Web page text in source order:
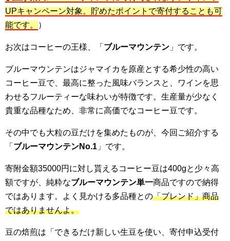
UPキャンペーン対象。貯めたポイントで寄付することも可
能です。
）
お次はコーヒーの王様、「 ブルーマウンテン 」です。
ブルーマウンテンはジャマイカを原産とする希少性の高い
コーヒー豆で、最高に整った風味バランスと、ワインを思
わせるフルーティーな味わいが特徴です。生産量が少なく
貴重な品種なため、非常に高価でなコーヒー豆です。
その中でも大粒の豆だけを集めたものが、今回ご紹介する
「 ブルーマウンテンNo.1 」です。
寄附金額35000円に対し貰えるコーヒー豆は400gと少々高
額ですが、純粋なブルーマウンテン単一商品ですので納得
ではあります。よく見かける多品種との「ブレンド」商品
ではありませんよ。
豆の焙煎は「できるだけ新しい生豆を使い、寄付申込受付